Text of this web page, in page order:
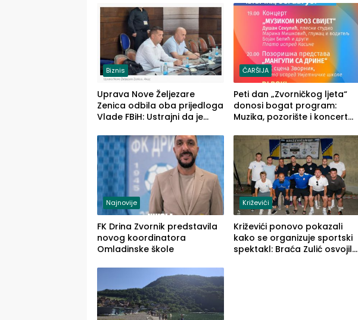
(FOTO)
Biznis
Uprava Nove Željezare
Zenica odbila oba prijedloga
Vlade FBiH: Ustrajni da je
ČARŠIJA
Peti dan „Zvorničkog ljeta“
donosi bogat program:
Muzika, pozorište i koncert
Najnovije
FK Drina Zvornik predstavila
novog koordinatora
Omladinske škole
Križevići
Križevići ponovo pokazali
kako se organizuje sportski
spektakl: Braća Zulić osvojila